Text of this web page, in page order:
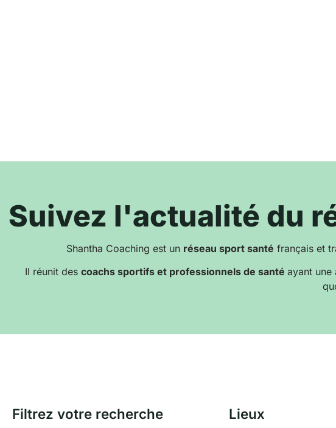
Suivez l'actualité du
Shantha Coaching est un réseau sport santé français et
Il réunit des coachs sportifs et professionnels de santé ayant une
Filtrez votre recherche Lieux